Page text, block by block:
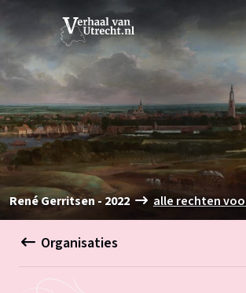
René Gerritsen - 2022 alle rechten
Organisaties